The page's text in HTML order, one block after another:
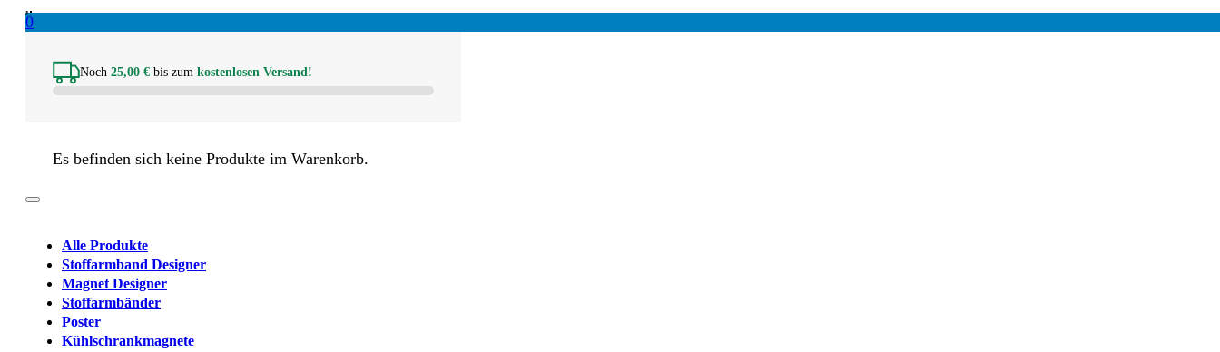
0
Noch 25,00 € bis zum kostenlosen Versand!
Es befinden sich keine Produkte im Warenkorb.
Alle Produkte
Stoffarmband Designer
Magnet Designer
Stoffarmbänder
Poster
Kühlschrankmagnete